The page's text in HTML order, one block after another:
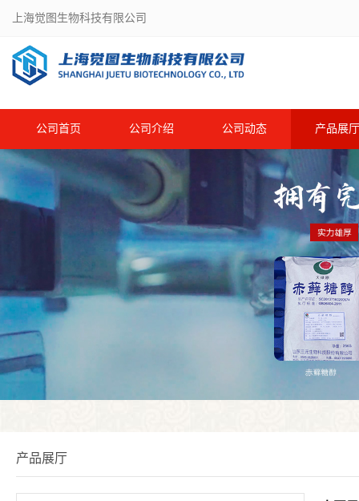
上海觉图生物科技有限公司
公司首页 公司介绍 公司动态 产品展厅
产品展厅